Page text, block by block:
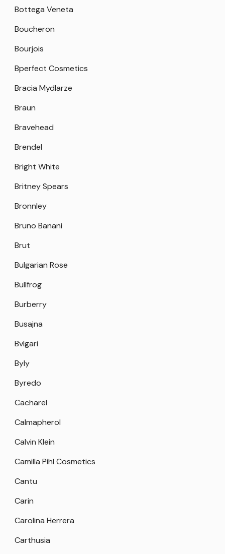
Bottega Veneta
Boucheron
Bourjois
Bperfect Cosmetics
Bracia Mydlarze
Braun
Bravehead
Brendel
Bright White
Britney Spears
Bronnley
Bruno Banani
Brut
Bulgarian Rose
Bullfrog
Burberry
Busajna
Bvlgari
Byly
Byredo
Cacharel
Calmapherol
Calvin Klein
Camilla Pihl Cosmetics
Cantu
Carin
Carolina Herrera
Carthusia